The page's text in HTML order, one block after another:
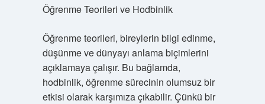
Öğrenme Teorileri ve Hodbinlik
Öğrenme teorileri, bireylerin bilgi edinme,
düşünme ve dünyayı anlama biçimlerini
açıklamaya çalışır. Bu bağlamda,
hodbinlik, öğrenme sürecinin olumsuz bir
etkisi olarak karşımıza çıkabilir. Çünkü bir